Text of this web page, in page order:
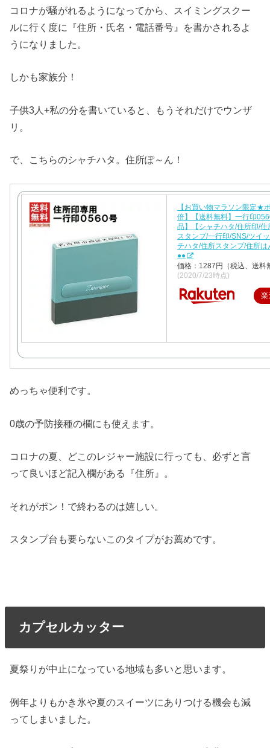
コロナが騒がれるようになってから、スイミングスクー
ルに行く度に『住所・氏名・電話番号』を書かされるよ
うになりました。
しかも家族分！
子供3人+私の分を書いていると、もうそれだけでウンザ
リ。
で、こちらのシャチハタ。住所ぽ～ん！
【お買い物マラソン限定★
倍】【送料無料】一行印
品】【シャチハタ/住所印/住
スタンプ/一行印/SNS/ツイ
チハタ/住所スタンプ/住所は
●●
価格：1287円（税込、送料
(2020/7/23時点)
楽
めっちゃ便利です。
0歳の予防接種の欄にも使えます。
コロナの夏、どこのレジャー施設に行っても、必ずと言
って良いほど記入欄がある『住所』。
それがポン！で終わるのは嬉しい。
スタンプ台も要らないこのタイプがお薦めです。
カプセルカッター
夏祭りが中止になっている地域も多いと思います。
例年よりもかき氷や夏のスイーツにありつける機会も減
ってしまいました。